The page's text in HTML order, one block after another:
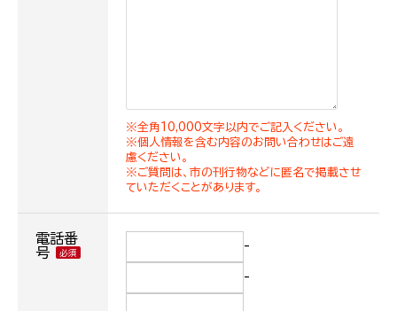
※全角10,000文字以内でご記入ください。
※個人情報を含む内容のお問い合わせはご遠
慮ください。
※ご質問は、市の刊行物などに匿名で掲載させ
ていただくことがあります。
電話番
号
-
-